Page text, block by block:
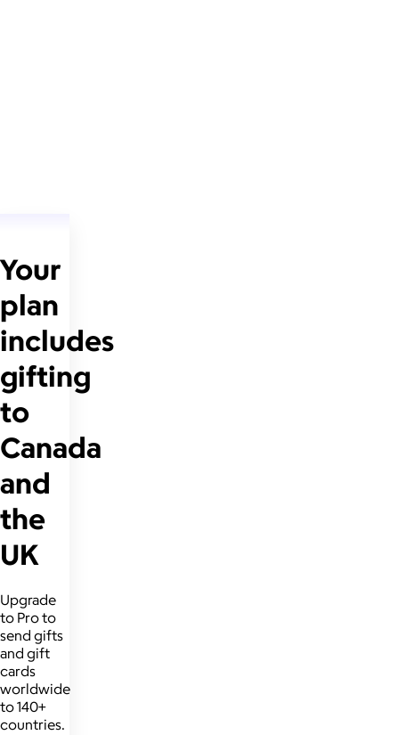
Your
plan
includes
gifting
to
Canada
and
the
UK
Upgrade
to Pro to
send gifts
and gift
cards
worldwide
to 140+
countries.